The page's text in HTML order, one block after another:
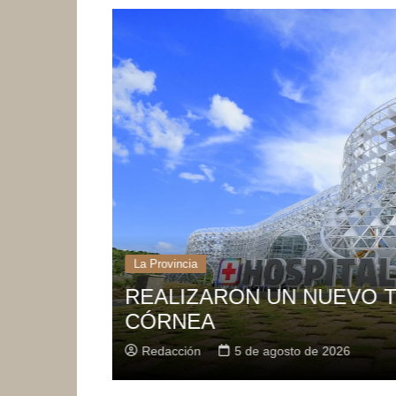
La Provincia
EL CONCURSO
2026’ TENDRÁ UN
PARA POSTULANTES
Redacción 5 de agosto de 2026